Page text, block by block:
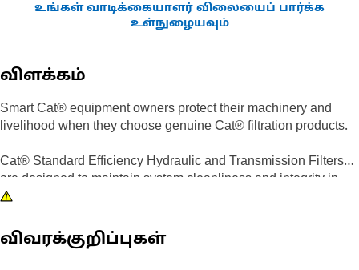
உங்கள் வாடிக்கையாளர் விலையைப் பார்க்க
உள்நுழையவும்
விளக்கம்
Smart Cat® equipment owners protect their machinery and
livelihood when they choose genuine Cat® filtration products.
Cat® Standard Efficiency Hydraulic and Transmission Filters
are designed to maintain system cleanliness and integrity in
most normal and light duty applications. Your first defense
deliver quality, consistency and on-machine performance,
resulting in superior filtration. Transmission-specific filters are
விவரக்குறிப்புகள்